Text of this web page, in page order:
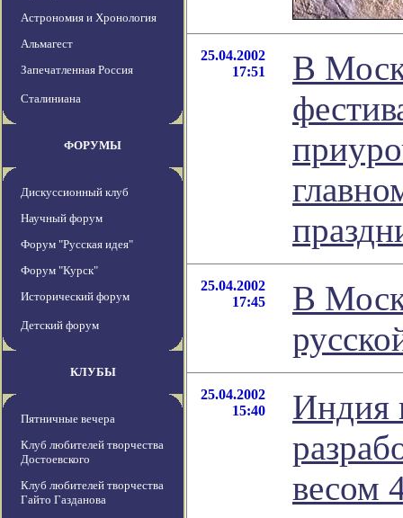
Астрономия и Хронология
Альмагест
Запечатленная Россия
Сталиниана
ФОРУМЫ
Дискуссионный клуб
Научный форум
Форум "Русская идея"
Форум "Курск"
Исторический форум
Детский форум
КЛУБЫ
Пятничные вечера
Клуб любителей творчества
Достоевского
Клуб любителей творчества
Гайто Газданова
25.04.2002
17:51
В
25.04.2002
17:45
В
25.04.2002
15:40
Индия
весом